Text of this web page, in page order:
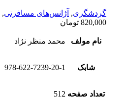
گردشگری, آژانس‌های مسافرتی,
820,000 تومان
نام مولف محمد منظر نژاد
شابک 978-622-7239-20-1
تعداد صفحه 512